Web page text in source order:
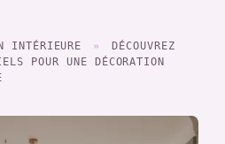
INTÉRIEURE »
DÉCOUVREZ
POUR UNE DÉCORATION